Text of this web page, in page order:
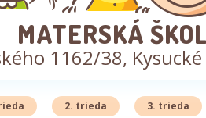
MATERSKÁ
1162/38,
2. trieda 3. trieda